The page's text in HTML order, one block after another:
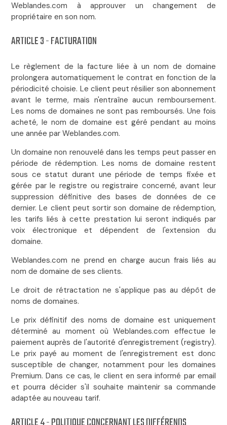
Weblandes.com à approuver un changement de
propriétaire en son nom.
ARTICLE 3 - FACTURATION
Le règlement de la facture liée à un nom de domaine
prolongera automatiquement le contrat en fonction de la
périodicité choisie. Le client peut résilier son abonnement
avant le terme, mais n'entraîne aucun remboursement.
Les noms de domaines ne sont pas remboursés. Une fois
acheté, le nom de domaine est géré pendant au moins
une année par Weblandes.com.
Un domaine non renouvelé dans les temps peut passer en
période de rédemption. Les noms de domaine restent
sous ce statut durant une période de temps fixée et
gérée par le registre ou registraire concerné, avant leur
suppression définitive des bases de données de ce
dernier. Le client peut sortir son domaine de rédemption,
les tarifs liés à cette prestation lui seront indiqués par
voix électronique et dépendent de l'extension du
domaine.
Weblandes.com ne prend en charge aucun frais liés au
nom de domaine de ses clients.
Le droit de rétractation ne s'applique pas au dépôt de
noms de domaines.
Le prix définitif des noms de domaine est uniquement
déterminé au moment où Weblandes.com effectue le
paiement auprès de l'autorité d'enregistrement (registry).
Le prix payé au moment de l'enregistrement est donc
susceptible de changer, notamment pour les domaines
Premium. Dans ce cas, le client en sera informé par email
et pourra décider s'il souhaite maintenir sa commande
adaptée au nouveau tarif.